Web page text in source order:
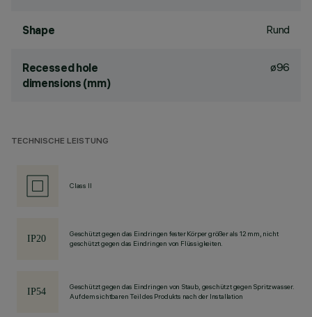
Shape Rund
Recessed hole
dimensions (mm)
ø96
TECHNISCHE LEISTUNG
Class II
Geschützt gegen das Eindringen fester Körper größer als 12 mm, nicht
geschützt gegen das Eindringen von Flüssigkeiten.
Geschützt gegen das Eindringen von Staub, geschützt gegen Spritzwasser.
Auf dem sichtbaren Teil des Produkts nach der Installation